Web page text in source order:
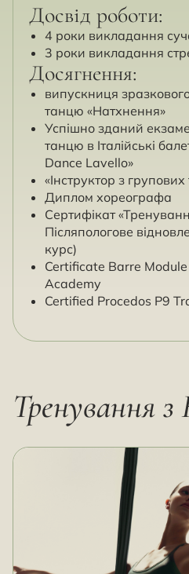
Досвід роботи:
4 роки викладання
3 роки викладання
Досягнення:
випускниця
танцю «Натхнення»
Успішно зданий
танцю в Італійські
Dance Lavello»
«Інструктор з
Диплом хореографа
Сертифікат
Післяпологове
курс)
Certificate Barre
Academy
Certified Procedos P9
Тренування